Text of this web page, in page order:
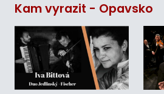
Kam vyrazit - Opavsko